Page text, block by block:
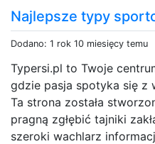
Najlepsze typy
Dodano: 1 rok 10 miesięcy temu
Typersi.pl to Twoje
gdzie pasja spotyka się z
Ta strona została
pragną zgłębić tajniki
szeroki wachlarz